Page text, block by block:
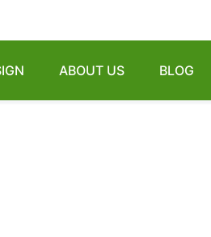
ABOUT US BLOG